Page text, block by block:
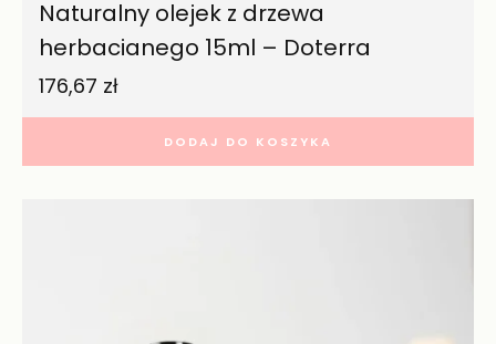
domu, Eko porządki , Olejki eteryczne naturalne
Wszystkie produkty
Naturalny olejek z drzewa
herbacianego 15ml – Doterra
176,67 zł
DODAJ DO KOSZYKA